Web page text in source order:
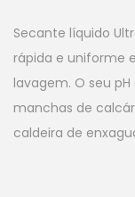
Secante líquido
rápida e uniforme
lavagem. O seu
manchas de
caldeira de